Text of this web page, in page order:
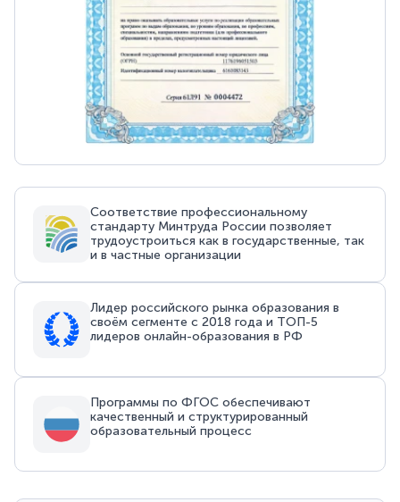
Соответствие профессиональному
стандарту Минтруда России позволяет
трудоустроиться как в государственные, так
и в частные организации
Лидер российского рынка образования в
своём сегменте с 2018 года и ТОП-5
лидеров онлайн-образования в РФ
Программы по ФГОС обеспечивают
качественный и структурированный
образовательный процесс